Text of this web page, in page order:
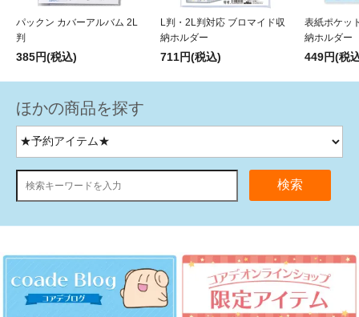
パックン カバーアルバム 2L
判
385円(税込)
L判・2L判対応 ブロマイド収
納ホルダー
711円(税込)
表紙ポケッ
納ホルダ
449円(税
ほかの商品を探す
検索